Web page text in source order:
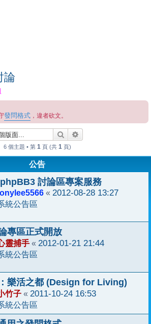
論
發問格式 ，違者砍文。
搜尋
6 個主題 • 第 1 頁 (共 1 頁)
公告
討論區專案服務
« 2012-08-28 13:27
統公告區
專區正式開放
靈捕手 « 2012-01-21 21:44
統公告區
樂活之都 (Design for Living)
竹子 « 2011-10-24 16:53
統公告區